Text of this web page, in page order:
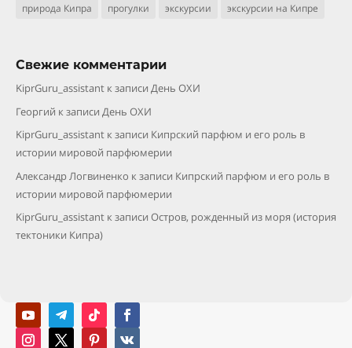
природа Кипра
прогулки экскурсии экскурсии на Кипре
Свежие комментарии
KiprGuru_assistant к записи День ОХИ
Георгий к записи День ОХИ
KiprGuru_assistant к записи Кипрский парфюм и его роль в
истории мировой парфюмерии
Александр Логвиненко к записи Кипрский парфюм и его роль в
истории мировой парфюмерии
KiprGuru_assistant к записи Остров, рожденный из моря (история
тектоники Кипра)